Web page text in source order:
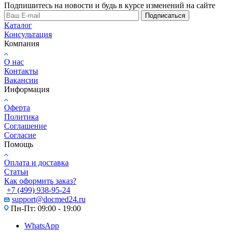
Подпишитесь на новости и будь в курсе изменений на сайте
Подписаться
Каталог
Консультация
Компания
О нас
Контакты
Вакансии
Информация
Оферта
Политика
Соглашение
Согласие
Помощь
Оплата и доставка
Статьи
Как оформить заказ?
+7 (499) 938-95-24
support@docmed24.ru
Пн-Пт: 09:00 - 19:00
WhatsApp